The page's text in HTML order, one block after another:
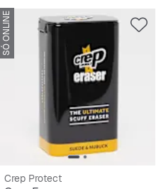
SÓ ONLINE
Crep Protect